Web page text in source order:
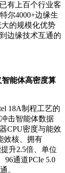
有上百个行业客
尔4000+边缘生
的规模化优势
边缘技术互通的
智能体高密度算
18A制程工艺的
击智能体数据
CPU密度与能效
效核、拥有
升2.5倍、单位
96通道PCIe 5.0
。